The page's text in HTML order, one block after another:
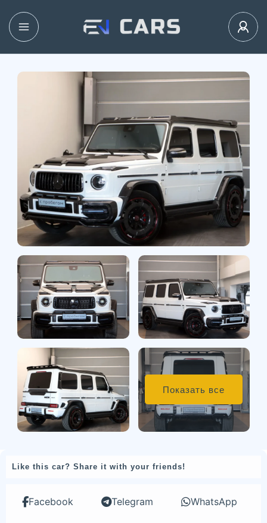
Показать все
Like this car? Share it with your friends!
Facebook Telegram WhatsApp